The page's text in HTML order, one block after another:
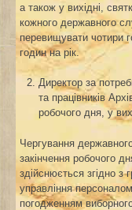
а також у вихідні,
кожного державного
перевищувати чотири
годин на рік.
Директор за
та працівників
робочого дня, у
Чергування
закінчення робочого
здійснюється згідно
управління
погодженням